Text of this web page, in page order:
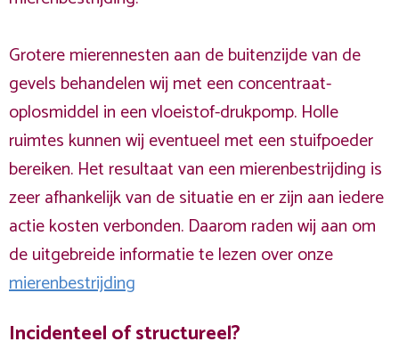
Grotere mierennesten aan de buitenzijde van de
gevels behandelen wij met een concentraat-
oplosmiddel in een vloeistof-drukpomp. Holle
ruimtes kunnen wij eventueel met een stuifpoeder
bereiken. Het resultaat van een mierenbestrijding is
zeer afhankelijk van de situatie en er zijn aan iedere
actie kosten verbonden. Daarom raden wij aan om
de uitgebreide informatie te lezen over onze
mierenbestrijding
Incidenteel of structureel?